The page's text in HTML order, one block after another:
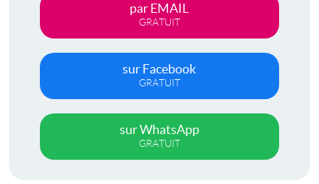
par EMAIL
GRATUIT
sur Facebook
GRATUIT
sur WhatsApp
GRATUIT